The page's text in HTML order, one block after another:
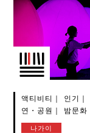
액티비티 인기
연・공원
밤문화
나가이